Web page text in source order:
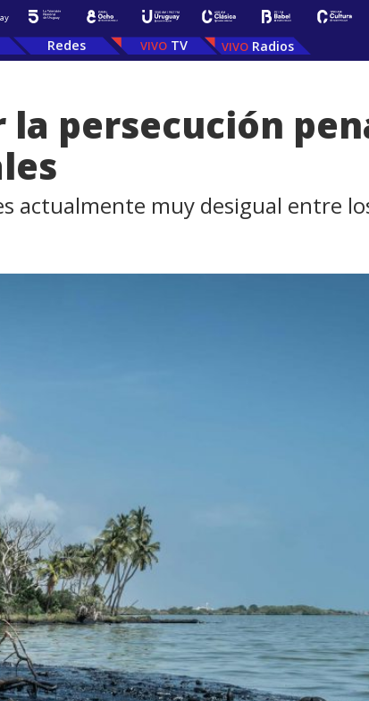
Redes TV Radios
persecución
actualmente muy desigual entre